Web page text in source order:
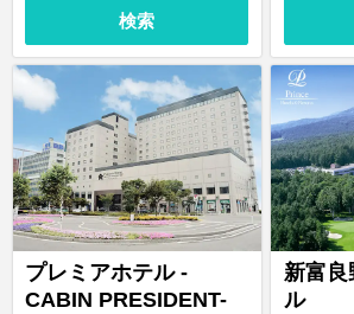
検索
プレミアホテル -
CABIN PRESIDENT-
新富良
ル